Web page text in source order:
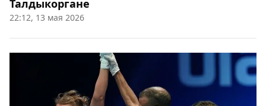
Талдыкоргане
22:12, 13 мая 2026